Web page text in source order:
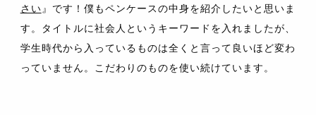
さい』です！僕もペンケースの中身を紹介したいと思いま
す。タイトルに社会人というキーワードを入れましたが、
学生時代から入っているものは全くと言って良いほど変わ
っていません。こだわりのものを使い続けています。